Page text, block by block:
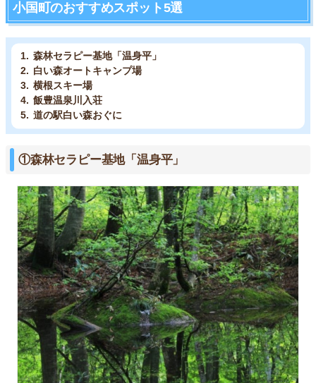
小国町のおすすめスポット5選
森林セラピー基地「温身平」
白い森オートキャンプ場
横根スキー場
飯豊温泉川入荘
道の駅白い森おぐに
①森林セラピー基地「温身平」